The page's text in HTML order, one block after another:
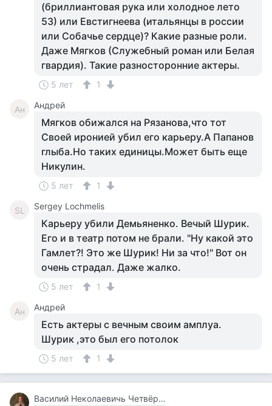
(бриллиантовая рука или холодное лето
53) или Евстигнеева (итальянцы в россии
или Собачье сердце)? Какие разные роли.
Даже Мягков (Служебный роман или Белая
гвардия). Такие разносторонние актеры.
5 лет 1
Ан Андрей
Мягков обижался на Рязанова,что тот
Своей иронией убил его карьеру.А Папанов
глыба.Но таких единицы.Может быть еще
Никулин.
5 лет 1
SL Sergey Lochmelis
Карьеру убили Демьяненко. Вечый Шурик.
Его и в театр потом не брали. "Ну какой это
Гамлет?! Это же Шурик! Ни за что!" Вот он
очень страдал. Даже жалко.
5 лет 1
Ан Андрей
Есть актеры с вечным своим амплуа.
Шурик ,это был его потолок
5 лет 1
Василий Неколаевичь Четвёркин